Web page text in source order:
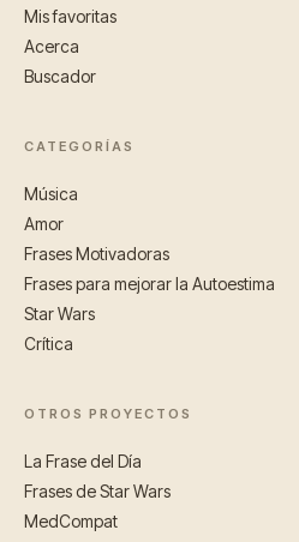
Mis favoritas
Acerca
Buscador
CATEGORÍAS
Música
Amor
Frases Motivadoras
Frases para mejorar la Autoestima
Star Wars
Crítica
OTROS PROYECTOS
La Frase del Día
Frases de Star Wars
MedCompat